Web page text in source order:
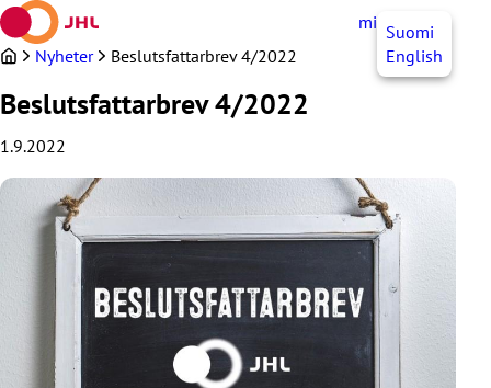
Hoppa
till
innehållet
mittJHL SV
Suomi
English
Nyheter Beslutsfattarbrev 4/2022
Beslutsfattarbrev 4/2022
1.9.2022